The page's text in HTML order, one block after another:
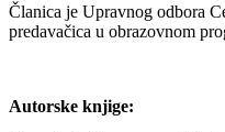
Članica je Upravnog odbora
predavačica u obrazovnom
Autorske knjige: